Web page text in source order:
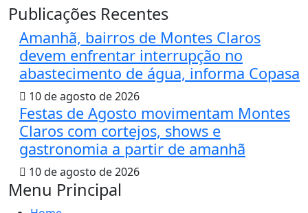
Publicações Recentes
Amanhã, bairros de Montes Claros
devem enfrentar interrupção no
abastecimento de água, informa Copasa
10 de agosto de 2026
Festas de Agosto movimentam Montes
Claros com cortejos, shows e
gastronomia a partir de amanhã
10 de agosto de 2026
Menu Principal